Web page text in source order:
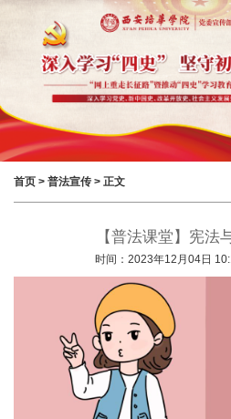
首页 > 普法宣传 > 正文
【普法课堂】宪法
时间：2023年12月04日